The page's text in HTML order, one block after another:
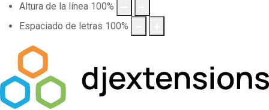
Altura de la línea 100%
Espaciado de letras 100%